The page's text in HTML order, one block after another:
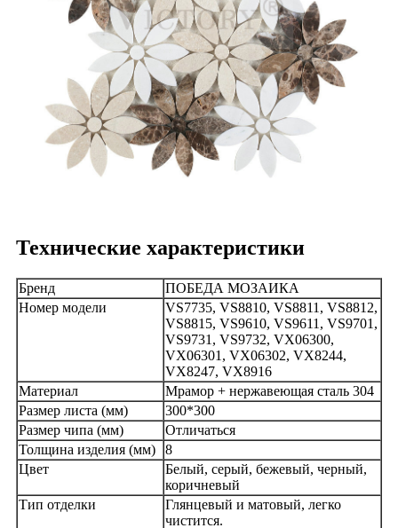
Технические характеристики
Бренд
ПОБЕДА МОЗАИКА
Номер модели
VS7735, VS8810, VS8811, VS8812,
VS8815, VS9610, VS9611, VS9701,
VS9731, VS9732, VX06300,
VX06301, VX06302, VX8244,
VX8247, VX8916
Материал
Мрамор + нержавеющая сталь 304
Размер листа (мм)
300*300
Размер чипа (мм)
Отличаться
Толщина изделия (мм)
8
Цвет
Белый, серый, бежевый, черный,
коричневый
Тип отделки
Глянцевый и матовый, легко
чистится.